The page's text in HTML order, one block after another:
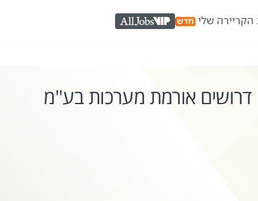
שלי AllJobs VIP
דרושים אורמת מערכות בע"מ